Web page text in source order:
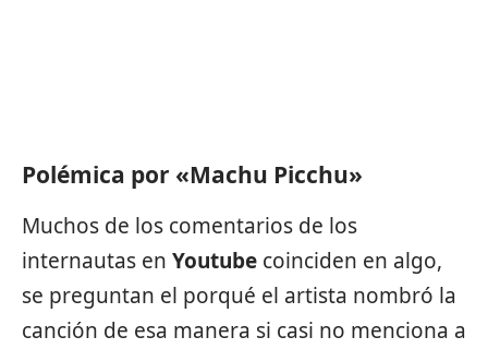
Polémica por «Machu Picchu»
Muchos de los comentarios de los
internautas en Youtube coinciden en algo,
se preguntan el porqué el artista nombró la
canción de esa manera si casi no menciona a